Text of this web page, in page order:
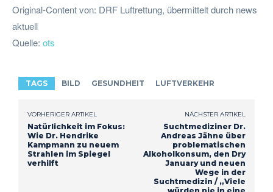
Original-Content von: DRF Luftrettung, übermittelt durch news
aktuell
Quelle: ots
TAGS BILD GESUNDHEIT LUFTVERKEHR
VORHERIGER ARTIKEL
Natürlichkeit im Fokus:
Wie Dr. Hendrike
Kampmann zu neuem
Strahlen im Spiegel
verhilft
NÄCHSTER ARTIKEL
Suchtmediziner Dr.
Andreas Jähne über
problematischen
Alkoholkonsum, den Dry
January und neuen
Wege in der
Suchtmedizin / „Viele